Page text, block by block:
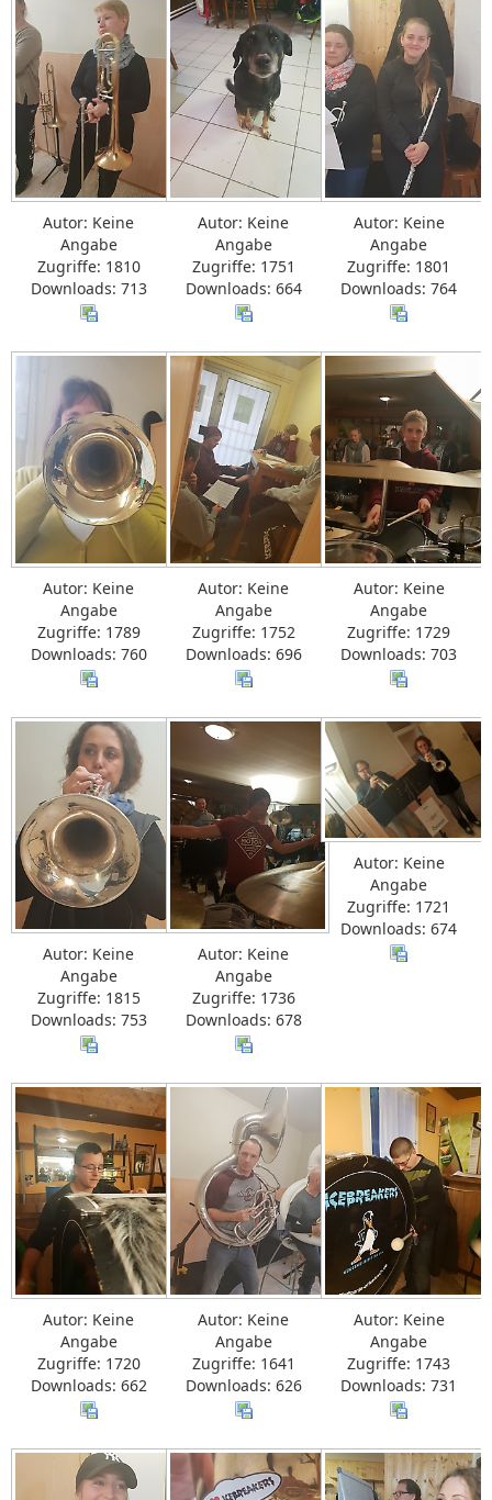
Autor: Keine
Angabe
Zugriffe: 1810
Downloads: 713
Autor: Keine
Angabe
Zugriffe: 1751
Downloads: 664
Autor: Keine
Angabe
Zugriffe: 1801
Downloads: 764
Autor: Keine
Angabe
Zugriffe: 1789
Downloads: 760
Autor: Keine
Angabe
Zugriffe: 1752
Downloads: 696
Autor: Keine
Angabe
Zugriffe: 1729
Downloads: 703
Autor: Keine
Angabe
Zugriffe: 1815
Downloads: 753
Autor: Keine
Angabe
Zugriffe: 1736
Downloads: 678
Autor: Keine
Angabe
Zugriffe: 1721
Downloads: 674
Autor: Keine
Angabe
Zugriffe: 1720
Downloads: 662
Autor: Keine
Angabe
Zugriffe: 1641
Downloads: 626
Autor: Keine
Angabe
Zugriffe: 1743
Downloads: 731